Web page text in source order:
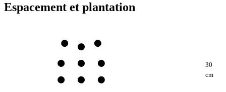
Espacement et plantation
30
cm